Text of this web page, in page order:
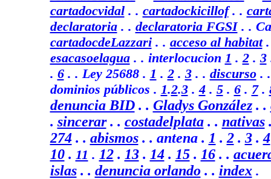
cartadocvidal. . cartadockicillof. .
declaratoria. . declaratoria FGSI. .
cartadocdeLazzari. . acceso al habitat.
esacasoelagua . . interlocucion 1 .2. 3
. 6. . Ley 25688. 1 .2. 3. . discurso.
dominios públicos . 1.2.3.4. 5. 6. 7 .
denuncia BID. . Gladys González. .
. sincerar. . costadelplata. . nativas
274. . abismos. . antena . 1 . 2 . 3.4
10. 11 . 12. 13. 14. 15. 16. .
islas. . denuncia orlando. . index.